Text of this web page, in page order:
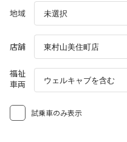
地域
店舗
福祉
車両
試乗車のみ表示